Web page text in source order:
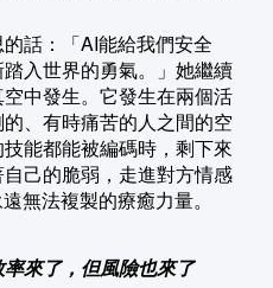
話：「AI能給我們安全
入世界的勇氣。」她繼續
中發生。它發生在兩個活
、有時痛苦的人之間的空
能都能被編碼時，剩下來
己的脆弱，走進對方情感
無法複製的療癒力量。
來了，但風險也來了